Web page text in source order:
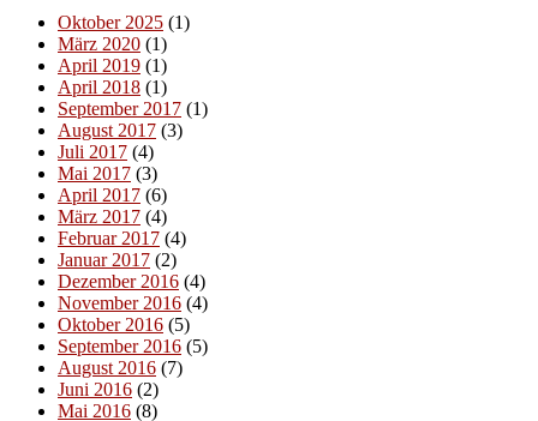
Oktober 2025 (1)
März 2020 (1)
April 2019 (1)
April 2018 (1)
September 2017 (1)
August 2017 (3)
Juli 2017 (4)
Mai 2017 (3)
April 2017 (6)
März 2017 (4)
Februar 2017 (4)
Januar 2017 (2)
Dezember 2016 (4)
November 2016 (4)
Oktober 2016 (5)
September 2016 (5)
August 2016 (7)
Juni 2016 (2)
Mai 2016 (8)